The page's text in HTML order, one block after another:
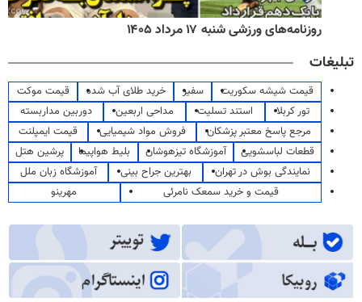
روزنامه‌های ورزشی شنبه ۱۷ مرداد ۱۴۰۵
تبلیغات
قیمت شیشه سکوریت سفیر خرید طلای آب شده
قیمت موکت
تور کربلا
استند تسلیت مداحی اربعین
دوربین مداربسته
مرجع پاسخ معتبر پزشکان
فروش مواد شیمیایی
قیمت ایمپلنت
قطعات لباسشویی
آموزشگاه تیزهوشان بلیط هواپیما
پرشین هتل
نمایندگی بوش در تهران
بهترین جراح بینی
آموزشگاه زبان ملل
قیمت و خرید سمعک نامرئی
مهرینو